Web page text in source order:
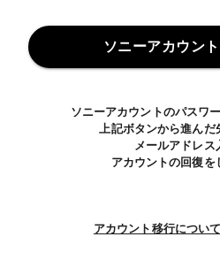
ソニーアカウン
ソニーアカウントのパスワ
上記ボタンから進んだ
メールアドレス
アカウントの回復を
アカウント移行につい